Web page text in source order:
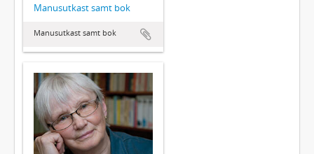
Manusutkast samt bok
Manusutkast samt bok